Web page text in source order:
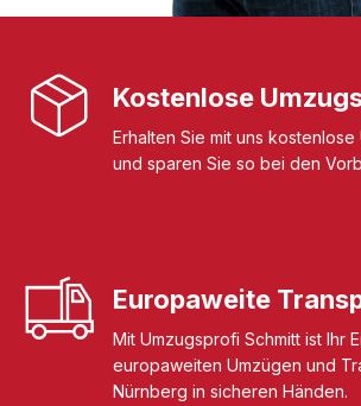
Kostenlose
Erhalten Sie mit uns kostenlose
und sparen Sie so bei den
Europaweite
Mit Umzugsprofi Schmitt ist Ihr
europaweiten Umzügen und
Nürnberg in sicheren Händen.